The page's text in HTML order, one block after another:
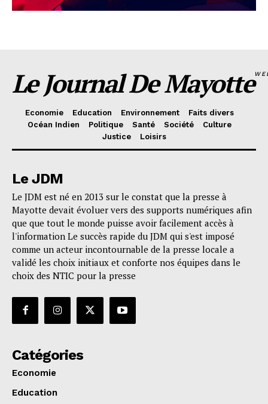
Le Journal De Mayotte
Economie Education Environnement
Faits divers
Océan Indien
Politique Santé Société
Culture
Justice
Loisirs
Le JDM
Le JDM est né en 2013 sur le constat que la presse à
Mayotte devait évoluer vers des supports numériques afin
que que tout le monde puisse avoir facilement accès à
l'information Le succès rapide du JDM qui s'est imposé
comme un acteur incontournable de la presse locale a
validé les choix initiaux et conforte nos équipes dans le
choix des NTIC pour la presse
Catégories
Economie
Education